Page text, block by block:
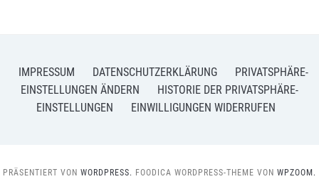
IMPRESSUM DATENSCHUTZERKLÄRUNG
PRIVATSPHÄRE-
EINSTELLUNGEN ÄNDERN
HISTORIE DER PRIVATSPHÄRE-
EINSTELLUNGEN
EINWILLIGUNGEN WIDERRUFEN
PRÄSENTIERT VON WORDPRESS. FOODICA WORDPRESS-THEME VON WPZOOM.